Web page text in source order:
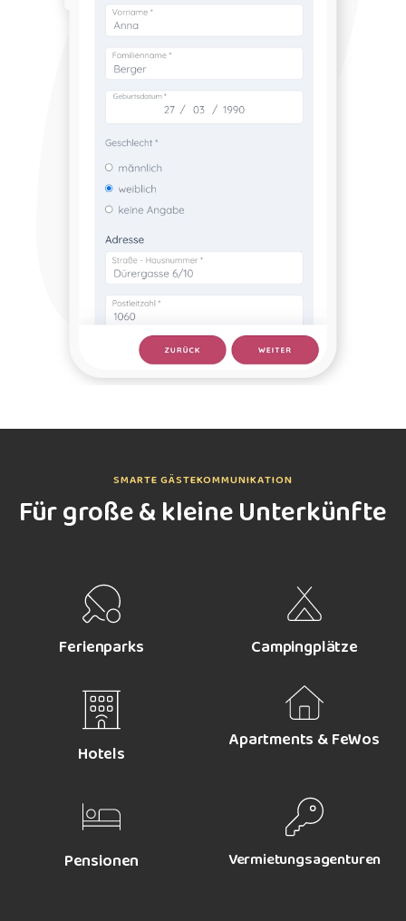
SMARTE GÄSTEKOMMUNIKATION
Für große & kleine Unterkünfte
Ferienparks Camping­plätze
Hotels
Apartments & FeWos
Pensionen Vermietungs­agenturen